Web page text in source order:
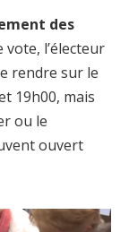
des
vote, l’électeur
rendre sur le
19h00, mais
ou le
ouvert